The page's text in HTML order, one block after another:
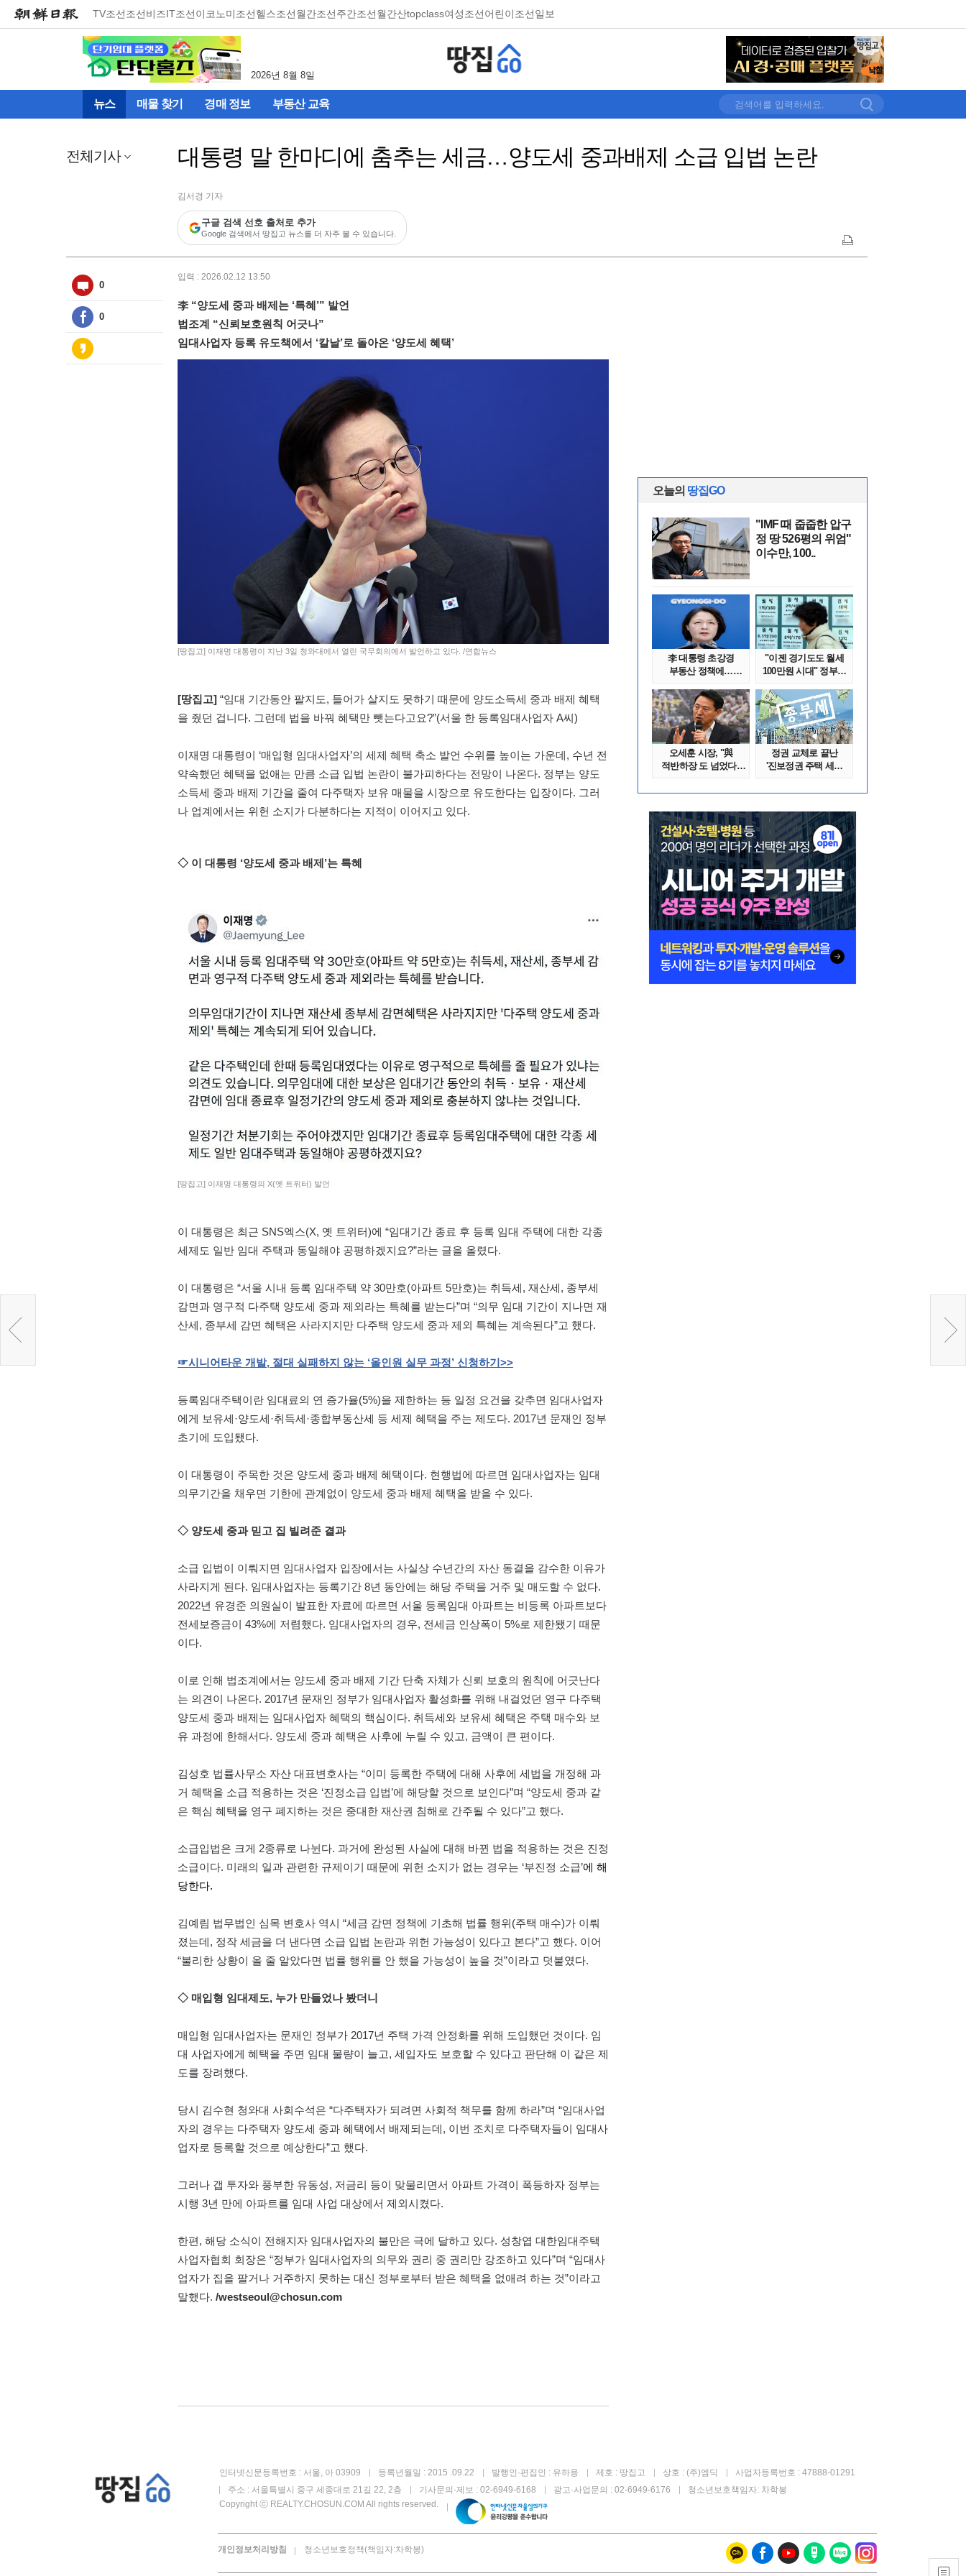
TV조선조선비즈IT조선이코노미조선헬스조선월간조선주간조선월간산topclass여성조선어린이조선일보
2026년 8월 8일
뉴스 매물 찾기 경매 정보 부동산 교육
전체기사 대통령 말 한마디에 춤추는 세금…양도세 중과배제 소급 입법 논란
김서경 기자
구글 검색 선호 출처로 추가
Google 검색에서 땅집고 뉴스를 더 자주 볼 수 있습니다.
0
0
입력 : 2026.02.12 13:50
李 “양도세 중과 배제는 ‘특혜’” 발언
법조계 “신뢰보호원칙 어긋나”
임대사업자 등록 유도책에서 ‘칼날’로 돌아온 ‘양도세 혜택’
[땅집고] 이재명 대통령이 지난 3일 청와대에서 열린 국무회의에서 발언하고 있다. /연합뉴스
[땅집고] “임대 기간동안 팔지도, 들어가 살지도 못하기 때문에 양도소득세 중과 배제 혜택
을 줬던 겁니다. 그런데 법을 바꿔 혜택만 뺏는다고요?”(서울 한 등록임대사업자 A씨)
이재명 대통령이 ‘매입형 임대사업자’의 세제 혜택 축소 발언 수위를 높이는 가운데, 수년 전
약속했던 혜택을 없애는 만큼 소급 입법 논란이 불가피하다는 전망이 나온다. 정부는 양도
소득세 중과 배제 기간을 줄여 다주택자 보유 매물을 시장으로 유도한다는 입장이다. 그러
나 업계에서는 위헌 소지가 다분하다는 지적이 이어지고 있다.
◇ 이 대통령 ‘양도세 중과 배제’는 특혜
[땅집고] 이재명 대통령의 X(옛 트위터) 발언
이 대통령은 최근 SNS엑스(X, 옛 트위터)에 “임대기간 종료 후 등록 임대 주택에 대한 각종
세제도 일반 임대 주택과 동일해야 공평하겠지요?”라는 글을 올렸다.
이 대통령은 “서울 시내 등록 임대주택 약 30만호(아파트 5만호)는 취득세, 재산세, 종부세
감면과 영구적 다주택 양도세 중과 제외라는 특혜를 받는다”며 “의무 임대 기간이 지나면 재
산세, 종부세 감면 혜택은 사라지지만 다주택 양도세 중과 제외 특혜는 계속된다”고 했다.
☞시니어타운 개발, 절대 실패하지 않는 ‘올인원 실무 과정’ 신청하기>>
등록임대주택이란 임대료의 연 증가율(5%)을 제한하는 등 일정 요건을 갖추면 임대사업자
에게 보유세·양도세·취득세·종합부동산세 등 세제 혜택을 주는 제도다. 2017년 문재인 정부
초기에 도입됐다.
이 대통령이 주목한 것은 양도세 중과 배제 혜택이다. 현행법에 따르면 임대사업자는 임대
의무기간을 채우면 기한에 관계없이 양도세 중과 배제 혜택을 받을 수 있다.
◇ 양도세 중과 믿고 집 빌려준 결과
소급 입법이 이뤄지면 임대사업자 입장에서는 사실상 수년간의 자산 동결을 감수한 이유가
사라지게 된다. 임대사업자는 등록기간 8년 동안에는 해당 주택을 거주 및 매도할 수 없다.
2022년 유경준 의원실이 발표한 자료에 따르면 서울 등록임대 아파트는 비등록 아파트보다
전세보증금이 43%에 저렴했다. 임대사업자의 경우, 전세금 인상폭이 5%로 제한됐기 때문
이다.
이로 인해 법조계에서는 양도세 중과 배제 기간 단축 자체가 신뢰 보호의 원칙에 어긋난다
는 의견이 나온다. 2017년 문재인 정부가 임대사업자 활성화를 위해 내걸었던 영구 다주택
양도세 중과 배제는 임대사업자 혜택의 핵심이다. 취득세와 보유세 혜택은 주택 매수와 보
유 과정에 한해서다. 양도세 중과 혜택은 사후에 누릴 수 있고, 금액이 큰 편이다.
김성호 법률사무소 자산 대표변호사는 “이미 등록한 주택에 대해 사후에 세법을 개정해 과
거 혜택을 소급 적용하는 것은 ‘진정소급 입법’에 해당할 것으로 보인다”며 “양도세 중과 같
은 핵심 혜택을 영구 폐지하는 것은 중대한 재산권 침해로 간주될 수 있다”고 했다.
소급입법은 크게 2종류로 나뉜다. 과거에 완성된 사실에 대해 바뀐 법을 적용하는 것은 진정
소급이다. 미래의 일과 관련한 규제이기 때문에 위헌 소지가 없는 경우는 ‘부진정 소급’에 해
당한다.
김예림 법무법인 심목 변호사 역시 “세금 감면 정책에 기초해 법률 행위(주택 매수)가 이뤄
졌는데, 정작 세금을 더 낸다면 소급 입법 논란과 위헌 가능성이 있다고 본다”고 했다. 이어
“불리한 상황이 올 줄 알았다면 법률 행위를 안 했을 가능성이 높을 것”이라고 덧붙였다.
◇ 매입형 임대제도, 누가 만들었나 봤더니
매입형 임대사업자는 문재인 정부가 2017년 주택 가격 안정화를 위해 도입했던 것이다. 임
대 사업자에게 혜택을 주면 임대 물량이 늘고, 세입자도 보호할 수 있다고 판단해 이 같은 제
도를 장려했다.
당시 김수현 청와대 사회수석은 “다주택자가 되려면 사회적 책무를 함께 하라”며 “임대사업
자의 경우는 다주택자 양도세 중과 혜택에서 배제되는데, 이번 조치로 다주택자들이 임대사
업자로 등록할 것으로 예상한다”고 했다.
그러나 갭 투자와 풍부한 유동성, 저금리 등이 맞물리면서 아파트 가격이 폭등하자 정부는
시행 3년 만에 아파트를 임대 사업 대상에서 제외시켰다.
한편, 해당 소식이 전해지자 임대사업자의 불만은 극에 달하고 있다. 성창엽 대한임대주택
사업자협회 회장은 “정부가 임대사업자의 의무와 권리 중 권리만 강조하고 있다”며 “임대사
업자가 집을 팔거나 거주하지 못하는 대신 정부로부터 받은 혜택을 없애려 하는 것”이라고
말했다. /westseoul@chosun.com
오늘의 땅집GO
"IMF 때 줍줍한 압구
정 땅 526평의 위엄"
이수만, 100..
李 대통령 초강경
부동산 정책에…
"이젠 경기도도 월세
100만원 시대" 정부發
오세훈 시장, "與
적반하장 도 넘었다"
정권 교체로 끝난
'진보정권 주택 세금
인터넷신문등록번호 : 서울, 아 03909 등록년월일 : 2015 .09.22 발행인·편집인 : 유하용 제호 : 땅집고 상호 : (주)엠딕
사업자등록번호 : 47888-01291
주소 : 서울특별시 중구 세종대로 21길 22, 2층
기사문의·제보 : 02-6949-6168 광고·사업문의 : 02-6949-6176
청소년보호책임자: 차학봉
Copyright ⓒ REALTY.CHOSUN.COM All rights reserved.
개인정보처리방침 청소년보호정책(책임자:차학봉)